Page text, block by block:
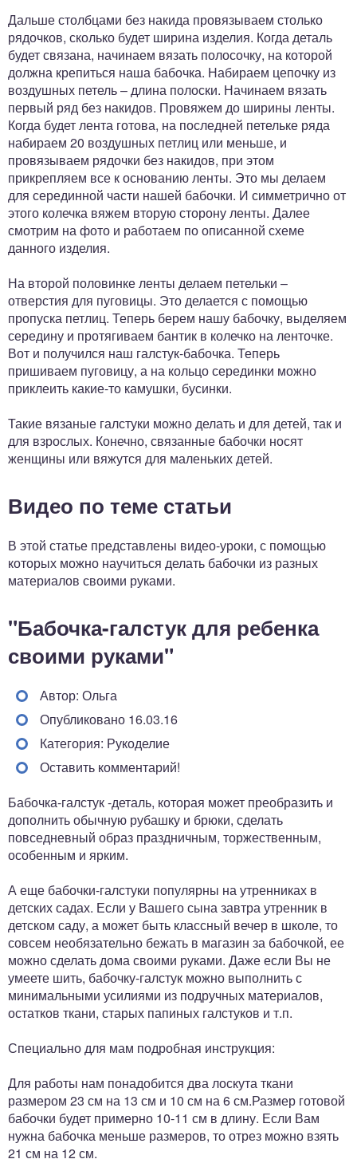
Дальше столбцами без накида провязываем столько
рядочков, сколько будет ширина изделия. Когда деталь
будет связана, начинаем вязать полосочку, на которой
должна крепиться наша бабочка. Набираем цепочку из
воздушных петель – длина полоски. Начинаем вязать
первый ряд без накидов. Провяжем до ширины ленты.
Когда будет лента готова, на последней петельке ряда
набираем 20 воздушных петлиц или меньше, и
провязываем рядочки без накидов, при этом
прикрепляем все к основанию ленты. Это мы делаем
для серединной части нашей бабочки. И симметрично от
этого колечка вяжем вторую сторону ленты. Далее
смотрим на фото и работаем по описанной схеме
данного изделия.
На второй половинке ленты делаем петельки –
отверстия для пуговицы. Это делается с помощью
пропуска петлиц. Теперь берем нашу бабочку, выделяем
середину и протягиваем бантик в колечко на ленточке.
Вот и получился наш галстук-бабочка. Теперь
пришиваем пуговицу, а на кольцо серединки можно
приклеить какие-то камушки, бусинки.
Такие вязаные галстуки можно делать и для детей, так и
для взрослых. Конечно, связанные бабочки носят
женщины или вяжутся для маленьких детей.
Видео по теме статьи
В этой статье представлены видео-уроки, с помощью
которых можно научиться делать бабочки из разных
материалов своими руками.
"Бабочка-галстук для ребенка
своими руками"
Автор: Ольга
Опубликовано 16.03.16
Категория: Рукоделие
Оставить комментарий!
Бабочка-галстук -деталь, которая может преобразить и
дополнить обычную рубашку и брюки, сделать
повседневный образ праздничным, торжественным,
особенным и ярким.
А еще бабочки-галстуки популярны на утренниках в
детских садах. Если у Вашего сына завтра утренник в
детском саду, а может быть классный вечер в школе, то
совсем необязательно бежать в магазин за бабочкой, ее
можно сделать дома своими руками. Даже если Вы не
умеете шить, бабочку-галстук можно выполнить с
минимальными усилиями из подручных материалов,
остатков ткани, старых папиных галстуков и т.п.
Специально для мам подробная инструкция:
Для работы нам понадобится два лоскута ткани
размером 23 см на 13 см и 10 см на 6 см.Размер готовой
бабочки будет примерно 10-11 см в длину. Если Вам
нужна бабочка меньше размеров, то отрез можно взять
21 см на 12 см.